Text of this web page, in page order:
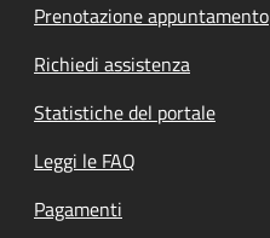
Prenotazione appuntamento
Richiedi assistenza
Statistiche del portale
Leggi le FAQ
Pagamenti